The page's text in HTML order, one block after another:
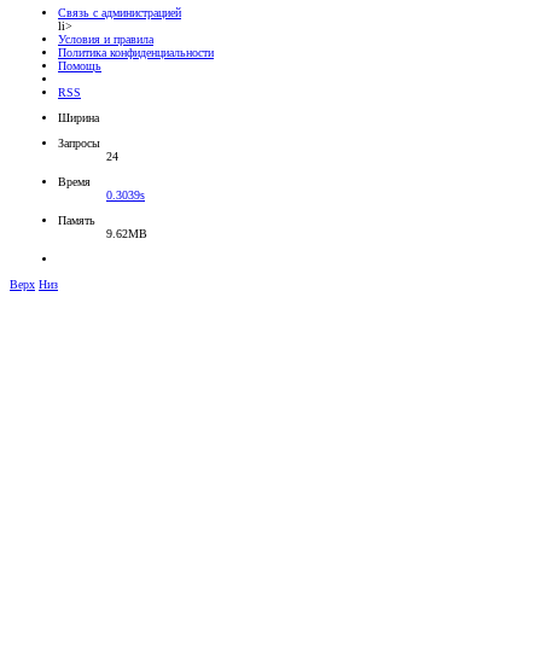
Связь с администрацией
li>
Условия и правила
Политика конфиденциальности
Помощь
RSS
Ширина
Запросы
24
Время
0.3039s
Память
9.62MB
Верх Низ